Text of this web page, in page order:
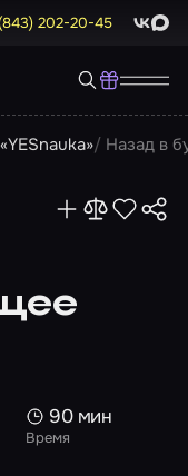
202-20-45 Max
Назад в
Время
90 мин